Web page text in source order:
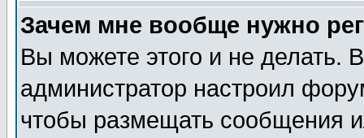
Зачем мне вообще нужно
Вы можете этого и не делать.
администратор настроил
чтобы размещать сообщения